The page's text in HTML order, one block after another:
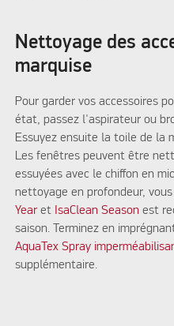
Nettoyage des
marquise
Pour garder vos accessoires
état, passez l'aspirateur ou
Essuyez ensuite la toile de la
Les fenêtres peuvent être
essuyées avec le chiffon en
nettoyage en profondeur,
Year et IsaClean Seasonest
saison. Terminez en
AquaTex Spray
supplémentaire.